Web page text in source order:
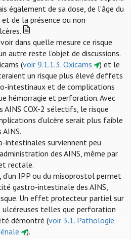
également de sa dose, de l’âge du
de la présence ou non
dans quelle mesure ce risque
autre reste l’objet de discussions.
(voir 9.1.1.3. Oxicams
) et le
un risque plus élevé d’effets
intestinaux et de complications
hémorragie et perforation. Avec
COX-2 sélectifs, le risque
d’ulcère serait plus faible
intestinales surviennent peu
des AINS, même par
rectale.
d’un IPP ou du misoprostol permet
gastro-intestinale des AINS,
Un effet protecteur partiel sur
telles que perforation
démontré (voir 3.1. Pathologie
).